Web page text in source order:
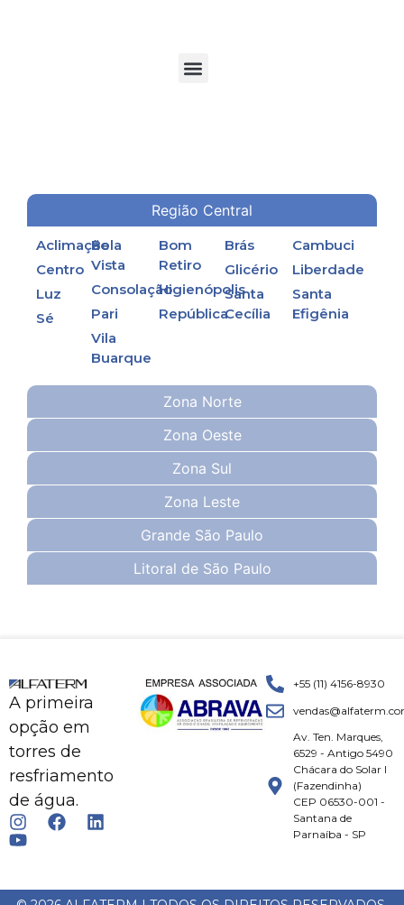
Região Central
Zona Norte
Zona Oeste
Zona Sul
Zona Leste
Grande São Paulo
Litoral de São Paulo
Aclimação
Centro
Luz
Sé
Bela
Vista
Consolação
Pari
Vila
Buarque
Bom
Retiro
Higienópolis
República
Brás
Glicério
Santa
Cecília
Cambuci
Liberdade
Santa
Efigênia
A primeira
opção em
torres de
resfriamento
de água.
+55 (11) 4156-8930
Av. Ten. Marques,
6529 - Antigo 5490
Chácara do Solar I
(Fazendinha)
CEP 06530-001 -
Santana de
Parnaíba - SP